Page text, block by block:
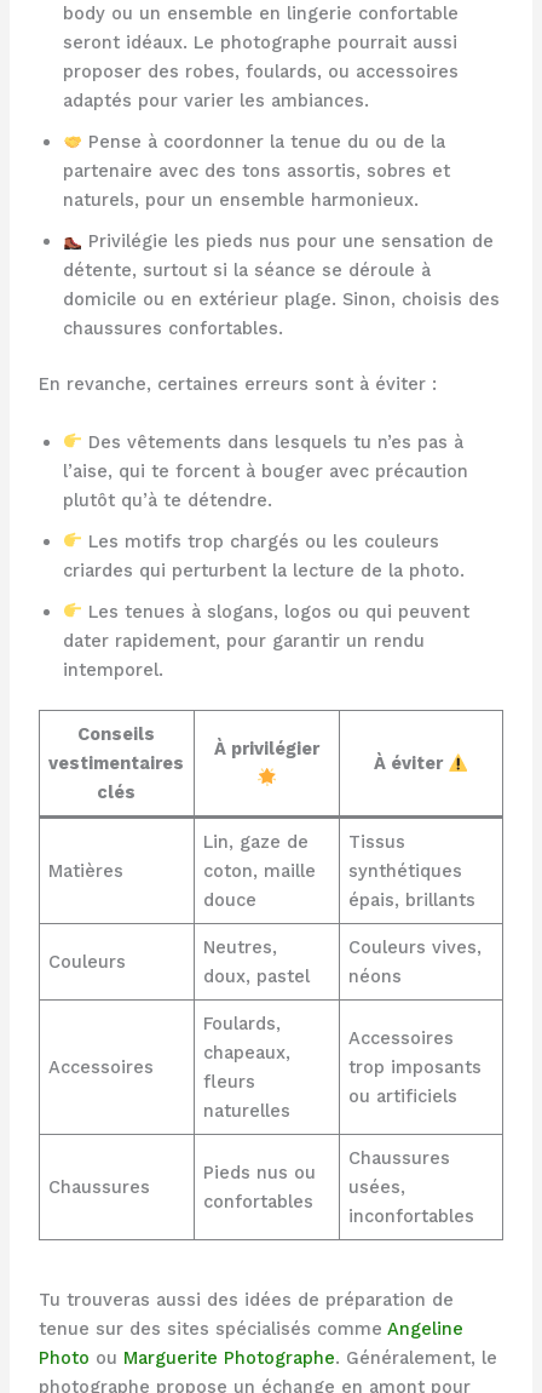
body ou un ensemble en lingerie confortable
seront idéaux. Le photographe pourrait aussi
proposer des robes, foulards, ou accessoires
adaptés pour varier les ambiances.
Pense à coordonner la tenue du ou de la
partenaire avec des tons assortis, sobres et
naturels, pour un ensemble harmonieux.
Privilégie les pieds nus pour une sensation de
détente, surtout si la séance se déroule à
domicile ou en extérieur plage. Sinon, choisis des
chaussures confortables.
En revanche, certaines erreurs sont à éviter :
Des vêtements dans lesquels tu n’es pas à
l’aise, qui te forcent à bouger avec précaution
plutôt qu’à te détendre.
Les motifs trop chargés ou les couleurs
criardes qui perturbent la lecture de la photo.
Les tenues à slogans, logos ou qui peuvent
dater rapidement, pour garantir un rendu
intemporel.
Conseils
vestimentaires
clés
À privilégier
À éviter
Matières
Lin, gaze de
coton, maille
douce
Tissus
synthétiques
épais, brillants
Couleurs
Neutres,
doux, pastel
Couleurs vives,
néons
Accessoires
Foulards,
chapeaux,
fleurs
naturelles
Accessoires
trop imposants
ou artificiels
Chaussures
Pieds nus ou
confortables
Chaussures
usées,
inconfortables
Tu trouveras aussi des idées de préparation de
tenue sur des sites spécialisés comme Angeline
Photo ou Marguerite Photographe. Généralement, le
photographe propose un échange en amont pour